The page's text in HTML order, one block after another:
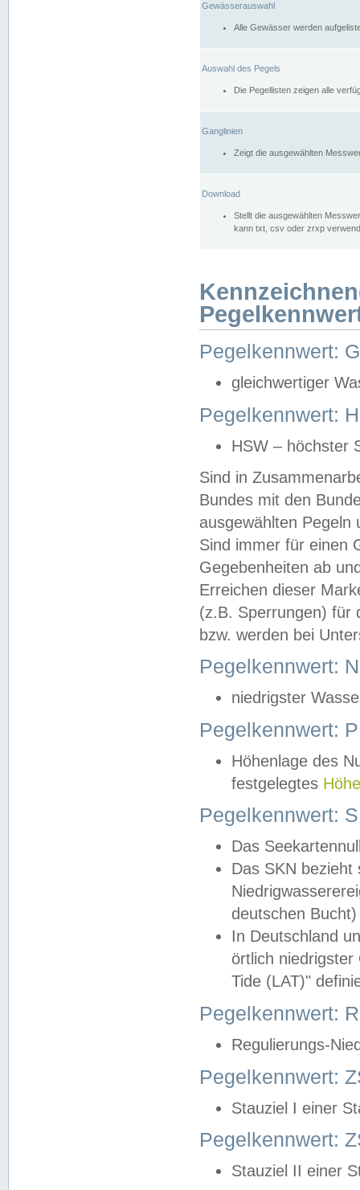
Gewässerauswahl
Alle Gewässer werden
Auswahl des Pegels
Die Pegellisten zeigen alle
Ganglinien
Zeigt die ausgewählten
Download
Stellt die ausgewählten
kann txt, csv oder zrxp
Pegelkennwert:
gleichwertiger
Pegelkennwert:
HSW – höchster
Sind in
Bundes mit den
ausgewählten
Sind immer für einen
Gegebenheiten ab
Erreichen dieser
(z.B. Sperrungen) für
bzw. werden bei
Pegelkennwert:
niedrigster
Pegelkennwert:
Höhenlage des
festgelegtes
Pegelkennwert:
Das
Das SKN
deutschen
In Deutschland
örtlich
Tide (LAT)"
Pegelkennwert:
Regulierungs-
Pegelkennwert:
Stauziel I einer
Pegelkennwert:
Stauziel II einer